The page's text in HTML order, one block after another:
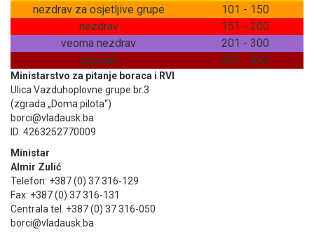
nezdrav za osjetljive grupe
101 - 150
nezdrav
151 - 200
veoma nezdrav
201 - 300
opasan
301 - 500
Ministarstvo za pitanje boraca i RVI
Ulica Vazduhoplovne grupe br.3
(zgrada „Doma pilota“)
borci@vladausk.ba
ID: 4263252770009
Ministar
Almir Zulić
Telefon: +387 (0) 37 316-129
Fax: +387 (0) 37 316-131
Centrala tel. +387 (0) 37 316-050
borci@vladausk.ba